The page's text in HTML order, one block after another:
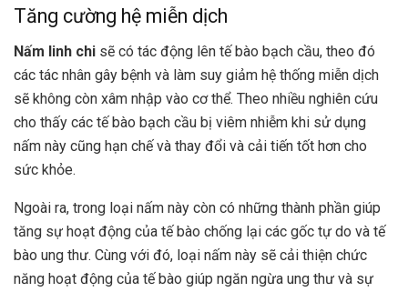
Tăng cường hệ miễn dịch
Nấm linh chi sẽ có tác động lên tế bào bạch cầu, theo đó
các tác nhân gây bệnh và làm suy giảm hệ thống miễn dịch
sẽ không còn xâm nhập vào cơ thể. Theo nhiều nghiên cứu
cho thấy các tế bào bạch cầu bị viêm nhiễm khi sử dụng
nấm này cũng hạn chế và thay đổi và cải tiến tốt hơn cho
sức khỏe.
Ngoài ra, trong loại nấm này còn có những thành phần giúp
tăng sự hoạt động của tế bào chống lại các gốc tự do và tế
bào ung thư. Cùng với đó, loại nấm này sẽ cải thiện chức
năng hoạt động của tế bào giúp ngăn ngừa ung thư và sự